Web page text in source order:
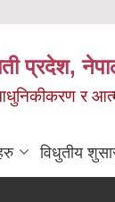
प्रदेश,
र
विधुतीय